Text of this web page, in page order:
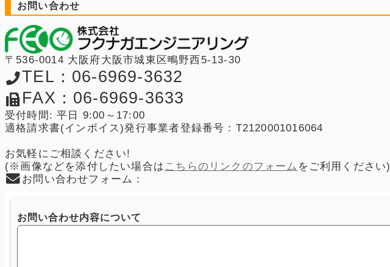
お問い合わせ
〒536-0014 大阪府大阪市城東区鴫野西5-13-30
TEL：06-6969-3632
FAX：06-6969-3633
受付時間: 平日 9:00～17:00
適格請求書(インボイス)発行事業者登録番号：T2120001016064
お気軽にご相談ください!
(※画像などを添付したい場合は こちらのリンクのフォーム をご利用ください)
お問い合わせフォーム：